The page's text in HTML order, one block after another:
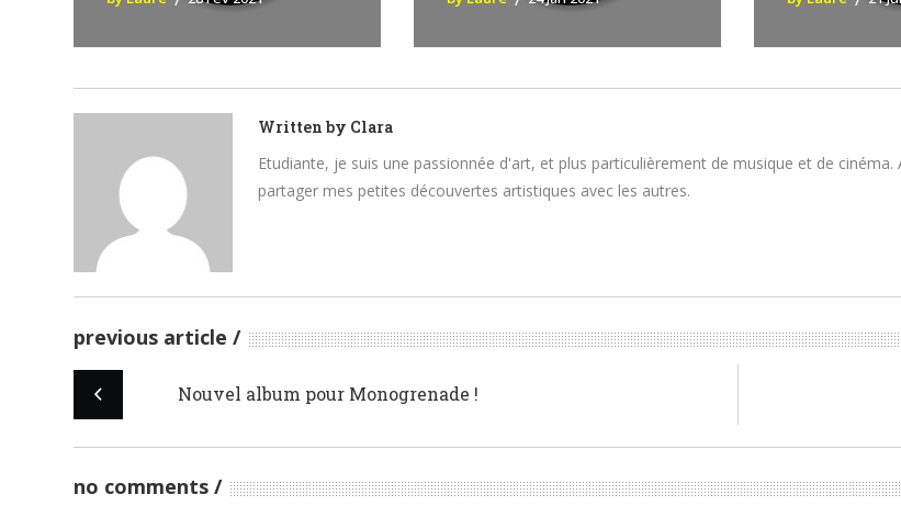
Written by Clara
Etudiante, je suis une passionnée d'art, et plus particulièrement de musique et de
partager mes petites découvertes artistiques avec les autres.
previous article
Nouvel album pour Monogrenade !
no comments